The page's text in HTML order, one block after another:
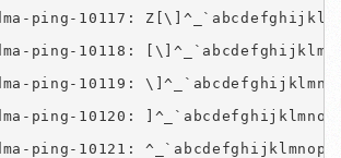
ping-10117:
ping-10118:
ping-10119:
ping-10120:
ping-10121: